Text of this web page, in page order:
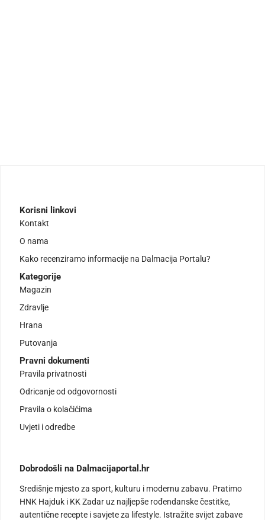
Korisni linkovi
Kontakt
O nama
Kako recenziramo informacije na Dalmacija Portalu?
Kategorije
Magazin
Zdravlje
Hrana
Putovanja
Pravni dokumenti
Pravila privatnosti
Odricanje od odgovornosti
Pravila o kolačićima
Uvjeti i odredbe
Dobrodošli na Dalmacijaportal.hr
Središnje mjesto za sport, kulturu i modernu zabavu. Pratimo
HNK Hajduk i KK Zadar uz najljepše rođendanske čestitke,
autentične recepte i savjete za lifestyle. Istražite svijet zabave